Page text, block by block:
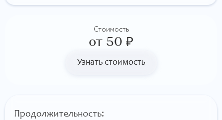
Стоимость
от 50 ₽
Узнать стоимость
Продолжительность: